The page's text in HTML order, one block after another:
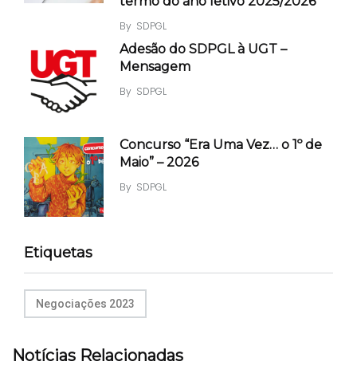
By SDPGL
Adesão do SDPGL à UGT –
Mensagem
By SDPGL
Concurso “Era Uma Vez… o 1º de
Maio” – 2026
By SDPGL
Etiquetas
Negociações 2023
Notícias Relacionadas